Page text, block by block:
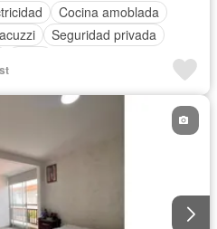
Cocina amoblada
Seguridad privada